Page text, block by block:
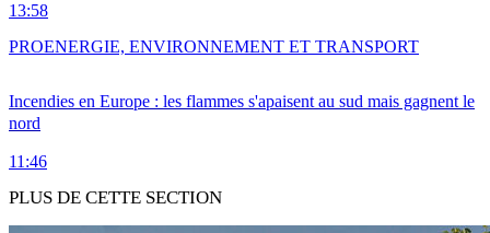
13:58
Incendies en Europe : les flammes s'apaisent au sud mais gagnent le
nord
11:46
PROENERGIE, ENVIRONNEMENT ET TRANSPORT
PLUS DE CETTE SECTION